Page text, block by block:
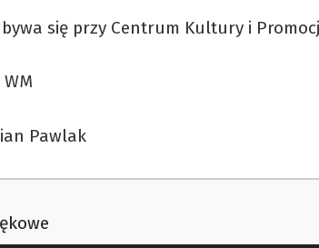
się przy Centrum Kultury i
Pawlak